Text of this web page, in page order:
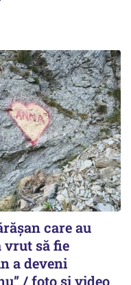
care au
vrut să fie
a deveni
/ foto și video